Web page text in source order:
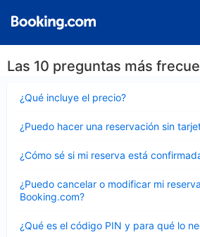
Las 10 preguntas más
¿Qué incluye el precio?
cerrado
¿Puedo hacer una reservación sin
cerrado
¿Cómo sé si mi reserva está
cerrado
¿Puedo cancelar o modificar mi
Booking.com?
cerrado
¿Qué es el código PIN y para qué lo
cerrado